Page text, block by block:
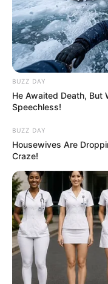
BUZZ DAY
He Awaited Death, But
Speechless!
BUZZ DAY
Housewives Are
Craze!